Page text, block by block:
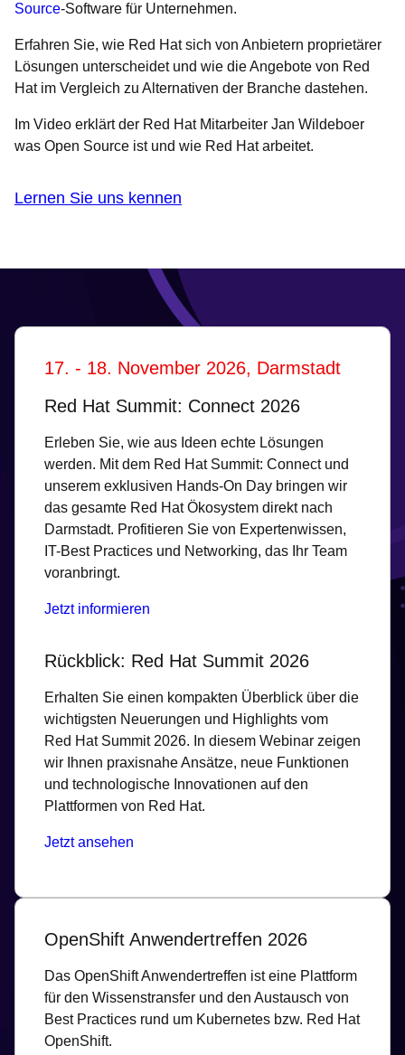
Source-Software für Unternehmen.
Erfahren Sie, wie Red Hat sich von Anbietern proprietärer
Lösungen unterscheidet und wie die Angebote von Red
Hat im Vergleich zu Alternativen der Branche dastehen.
Im Video erklärt der Red Hat Mitarbeiter Jan Wildeboer
was Open Source ist und wie Red Hat arbeitet.
Lernen Sie uns kennen
17. - 18. November 2026, Darmstadt
Red Hat Summit: Connect 2026
Erleben Sie, wie aus Ideen echte Lösungen
werden. Mit dem Red Hat Summit: Connect und
unserem exklusiven Hands-On Day bringen wir
das gesamte Red Hat Ökosystem direkt nach
Darmstadt. Profitieren Sie von Expertenwissen,
IT-Best Practices und Networking, das Ihr Team
voranbringt.
Jetzt informieren
Rückblick: Red Hat Summit 2026
Erhalten Sie einen kompakten Überblick über die
wichtigsten Neuerungen und Highlights vom
Red Hat Summit 2026. In diesem Webinar zeigen
wir Ihnen praxisnahe Ansätze, neue Funktionen
und technologische Innovationen auf den
Plattformen von Red Hat.
Jetzt ansehen
OpenShift Anwendertreffen 2026
Das OpenShift Anwendertreffen ist eine Plattform
für den Wissenstransfer und den Austausch von
Best Practices rund um Kubernetes bzw. Red Hat
OpenShift.